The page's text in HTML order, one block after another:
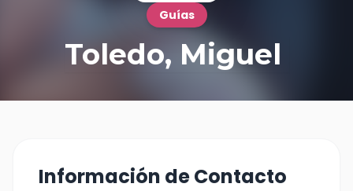
Guías
Toledo, Miguel
Información de Contacto